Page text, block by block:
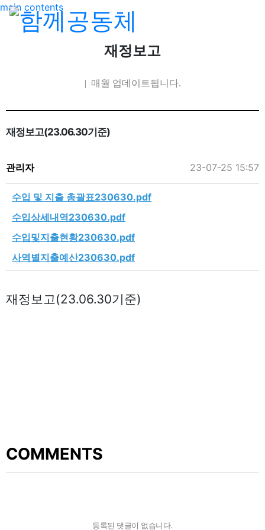
main contents
재정보고
| 매월 업데이트됩니다.
재정보고(23.06.30기준)
관리자 23-07-25 15:57
수입 및 지출 총괄표230630.pdf
수입상세내역230630.pdf
수입및지출현황230630.pdf
사역별지출예산230630.pdf
재정보고(23.06.30기준)
COMMENTS
등록된 댓글이 없습니다.